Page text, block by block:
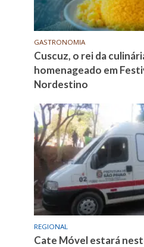
GASTRONOMIA
Cuscuz, o rei da
homenageado em
Nordestino
REGIONAL
Cate Móvel estará